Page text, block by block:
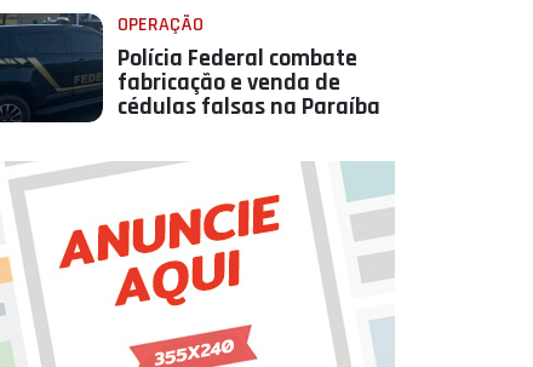
OPERAÇÃO
Polícia Federal combate
fabricação e venda de
cédulas falsas na Paraíba